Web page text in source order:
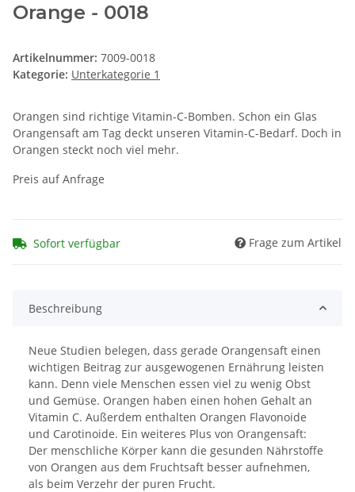
Orange - 0018
Artikelnummer: 7009-0018
Kategorie: Unterkategorie 1
Orangen sind richtige Vitamin-C-Bomben. Schon ein Glas
Orangensaft am Tag deckt unseren Vitamin-C-Bedarf. Doch in
Orangen steckt noch viel mehr.
Preis auf Anfrage
Sofort verfügbar Frage zum Artikel
Beschreibung
Neue Studien belegen, dass gerade Orangensaft einen
wichtigen Beitrag zur ausgewogenen Ernährung leisten
kann. Denn viele Menschen essen viel zu wenig Obst
und Gemüse. Orangen haben einen hohen Gehalt an
Vitamin C. Außerdem enthalten Orangen Flavonoide
und Carotinoide. Ein weiteres Plus von Orangensaft:
Der menschliche Körper kann die gesunden Nährstoffe
von Orangen aus dem Fruchtsaft besser aufnehmen,
als beim Verzehr der puren Frucht.